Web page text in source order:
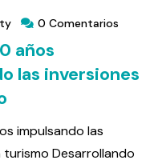
0 Comentarios
años
las inversiones
impulsando las
turismo Desarrollando